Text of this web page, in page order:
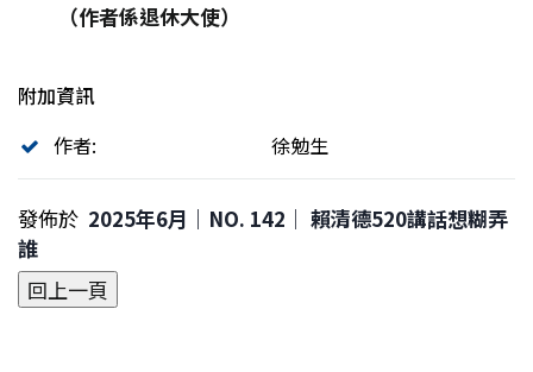
（作者係退休大使）
附加資訊
作者:
徐勉生
發佈於 2025年6月｜NO. 142│ 賴清德520講話想糊弄
誰